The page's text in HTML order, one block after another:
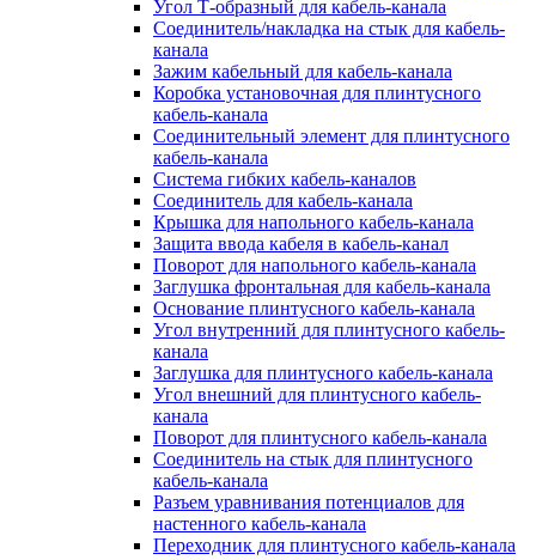
Угол Т-образный для кабель-канала
Соединитель/накладка на стык для кабель-
канала
Зажим кабельный для кабель-канала
Коробка установочная для плинтусного
кабель-канала
Соединительный элемент для плинтусного
кабель-канала
Система гибких кабель-каналов
Соединитель для кабель-канала
Крышка для напольного кабель-канала
Защита ввода кабеля в кабель-канал
Поворот для напольного кабель-канала
Заглушка фронтальная для кабель-канала
Основание плинтусного кабель-канала
Угол внутренний для плинтусного кабель-
канала
Заглушка для плинтусного кабель-канала
Угол внешний для плинтусного кабель-
канала
Поворот для плинтусного кабель-канала
Соединитель на стык для плинтусного
кабель-канала
Разъем уравнивания потенциалов для
настенного кабель-канала
Переходник для плинтусного кабель-канала